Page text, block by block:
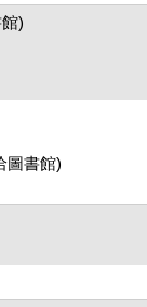
)
圖書館)